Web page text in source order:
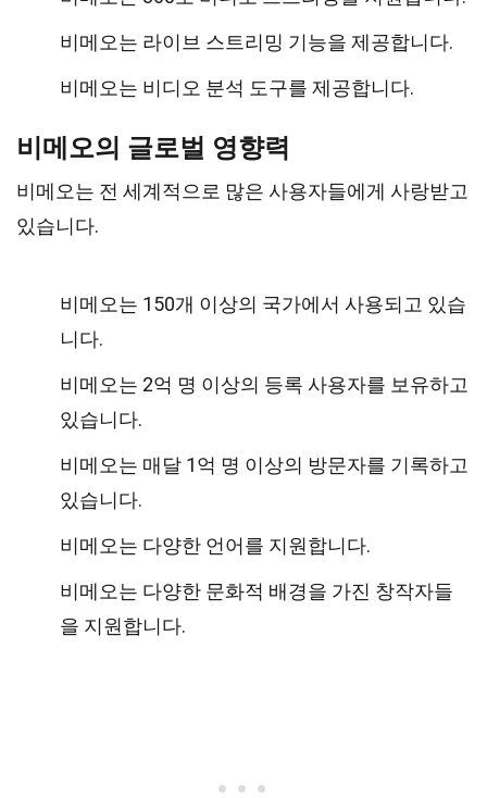
비메오는 라이브 스트리밍 기능을 제공합니다.
비메오는 비디오 분석 도구를 제공합니다.
비메오의 글로벌 영향력
비메오는 전 세계적으로 많은 사용자들에게 사랑받고
있습니다.
비메오는 150개 이상의 국가에서 사용되고 있습
니다.
비메오는 2억 명 이상의 등록 사용자를 보유하고
있습니다.
비메오는 매달 1억 명 이상의 방문자를 기록하고
있습니다.
비메오는 다양한 언어를 지원합니다.
비메오는 다양한 문화적 배경을 가진 창작자들
을 지원합니다.